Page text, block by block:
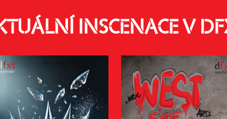
INSCENACE V